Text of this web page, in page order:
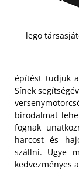
lego
építést tudjuk
Sínek
birodalmat
fognak
harcost és
szállni. Ugye
kedvezményes